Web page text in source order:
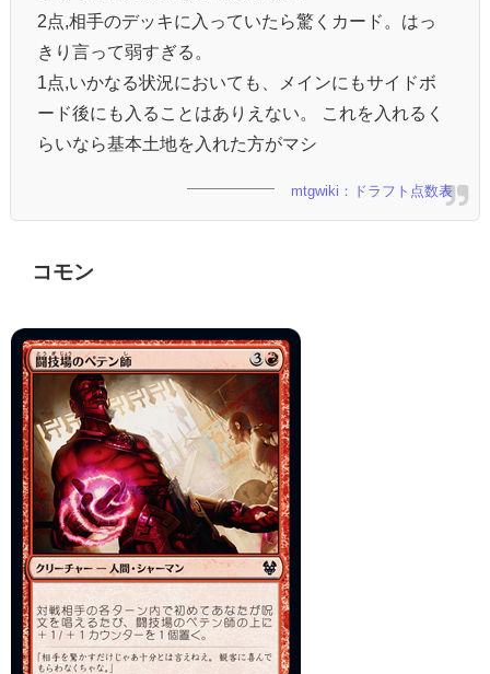
2点,相手のデッキに入っていたら驚くカード。はっ
きり言って弱すぎる。
1点,いかなる状況においても、メインにもサイドボ
ード後にも入ることはありえない。 これを入れるく
らいなら基本土地を入れた方がマシ
mtgwiki：ドラフト点数表
コモン